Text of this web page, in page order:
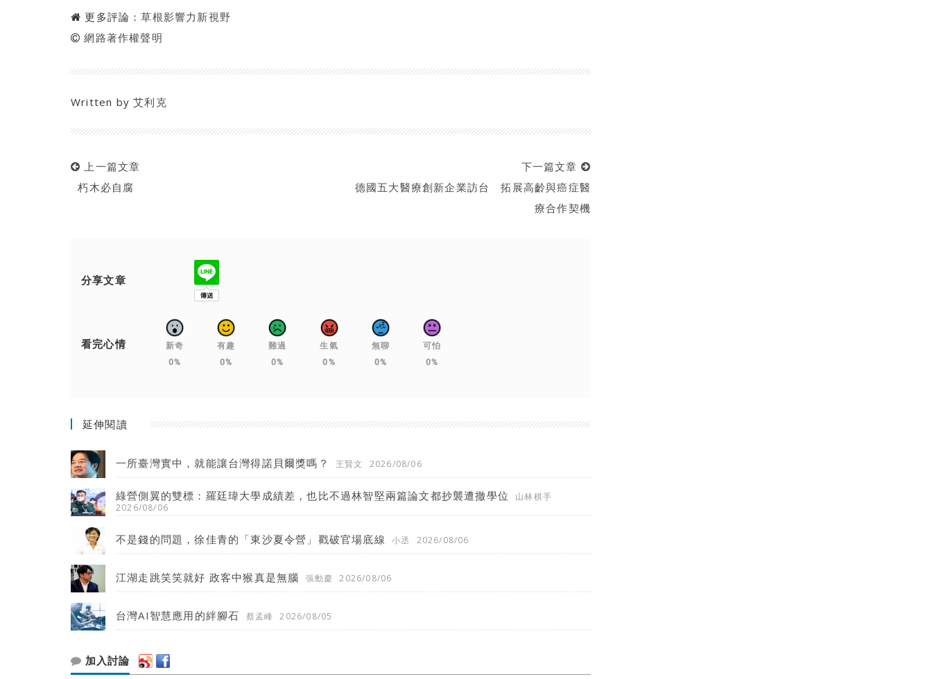
更多評論：草根影響力新視野
網路著作權聲明
Written by艾利克
上一篇文章
朽木必自腐
下一篇文章
德國五大醫療創新企業訪台 拓展高齡與癌症醫
療合作契機
分享文章
看完心情
新奇
0%
有趣
0%
難過
0%
生氣
0%
無聊
0%
可怕
0%
延伸閱讀
一所臺灣實中，就能讓台灣得諾貝爾獎嗎？ 王賢文 2026/08/06
綠營側翼的雙標：羅廷瑋大學成績差，也比不過林智堅兩篇論文都抄襲遭撤學位
山林棋手
2026/08/06
不是錢的問題，徐佳青的「東沙夏令營」戳破官場底線 小丞 2026/08/06
江湖走跳笑笑就好 政客中猴真是無腦 張勳慶 2026/08/06
台灣AI智慧應用的絆腳石 蔡孟峰 2026/08/05
加入討論